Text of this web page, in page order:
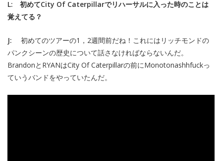
L: 初めてCity Of Caterpillarでリハーサルに入った時のことは
覚えてる？
J: 初めてのツアーの1，2週間前だね！これにはリッチモンドの
パンクシーンの歴史について話さなければならないんだ。
BrandonとRYANはCity Of Caterpillarの前にMonotonashhfuckっ
ていうバンドをやっていたんだ。